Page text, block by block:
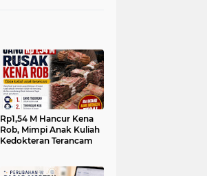
Rp1,54 M Hancur Kena
Rob, Mimpi Anak Kuliah
Kedokteran Terancam